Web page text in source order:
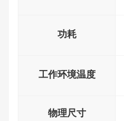
功耗
工作环境温度
物理尺寸